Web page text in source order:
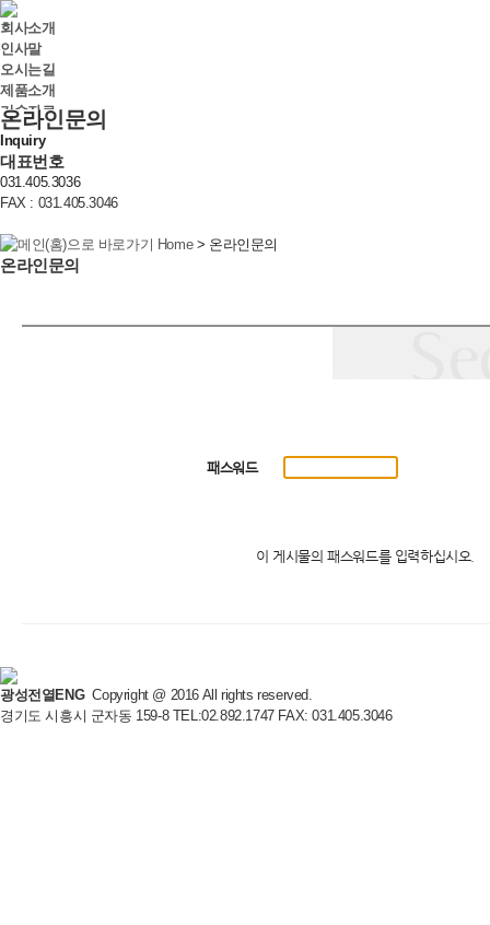
회사소개
인사말
오시는길
제품소개
기술자료
온라인문의
고객센터
뉴스&공지
자료실
온라인문의
Inquiry
대표번호
031.405.3036
FAX : 031.405.3046
Home> 온라인문의
온라인문의
패스워드
이 게시물의 패스워드를 입력하십시오.
광성전열ENGCopyright @ 2016 All rights reserved.
경기도 시흥시 군자동 159-8 TEL:02.892.1747 FAX: 031.405.3046